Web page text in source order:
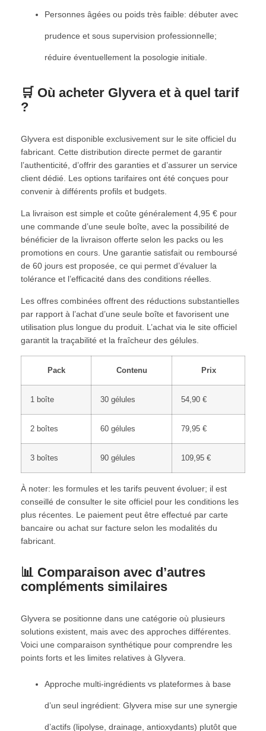
Personnes âgées ou poids très faible: débuter avec
prudence et sous supervision professionnelle;
réduire éventuellement la posologie initiale.
🛒 Où acheter Glyvera et à quel tarif
?
Glyvera est disponible exclusivement sur le site officiel du
fabricant. Cette distribution directe permet de garantir
l’authenticité, d’offrir des garanties et d’assurer un service
client dédié. Les options tarifaires ont été conçues pour
convenir à différents profils et budgets.
La livraison est simple et coûte généralement 4,95 € pour
une commande d’une seule boîte, avec la possibilité de
bénéficier de la livraison offerte selon les packs ou les
promotions en cours. Une garantie satisfait ou remboursé
de 60 jours est proposée, ce qui permet d’évaluer la
tolérance et l’efficacité dans des conditions réelles.
Les offres combinées offrent des réductions substantielles
par rapport à l’achat d’une seule boîte et favorisent une
utilisation plus longue du produit. L’achat via le site officiel
garantit la traçabilité et la fraîcheur des gélules.
Pack Contenu Prix
1 boîte 30 gélules 54,90 €
2 boîtes 60 gélules 79,95 €
3 boîtes 90 gélules 109,95 €
À noter: les formules et les tarifs peuvent évoluer; il est
conseillé de consulter le site officiel pour les conditions les
plus récentes. Le paiement peut être effectué par carte
bancaire ou achat sur facture selon les modalités du
fabricant.
📊 Comparaison avec d’autres
compléments similaires
Glyvera se positionne dans une catégorie où plusieurs
solutions existent, mais avec des approches différentes.
Voici une comparaison synthétique pour comprendre les
points forts et les limites relatives à Glyvera.
Approche multi-ingrédients vs plateformes à base
d’un seul ingrédient: Glyvera mise sur une synergie
d’actifs (lipolyse, drainage, antioxydants) plutôt que